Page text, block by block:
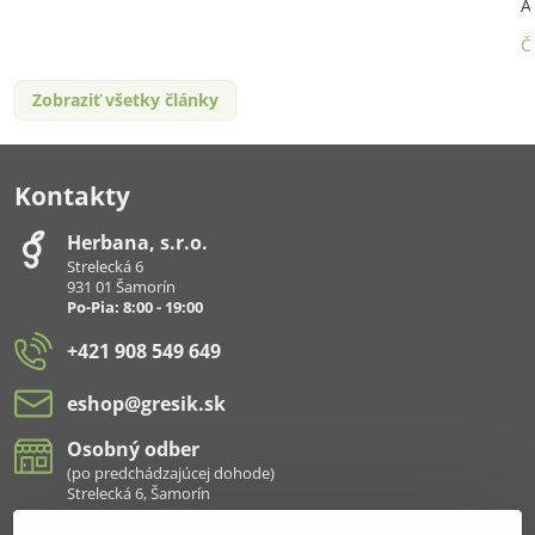
Zobraziť všetky články
Kontakty
Herbana, s​.r​.o​.
Strelecká 6
931 01 Šamorín
Po-Pia: 8:00 - 19:00
+421 908 549 649
eshop​@gresik​.sk
Osobný odber
(po predchádzajúcej dohode)
Strelecká 6, Šamorín